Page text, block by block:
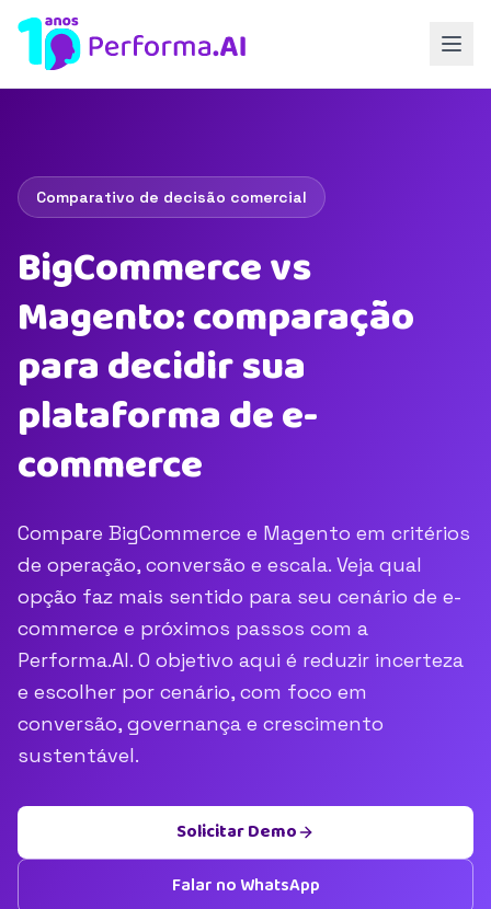
Comparativo de decisão comercial
BigCommerce vs
Magento: comparação
para decidir sua
plataforma de e-
commerce
Compare BigCommerce e Magento em critérios
de operação, conversão e escala. Veja qual
opção faz mais sentido para seu cenário de e-
commerce e próximos passos com a
Performa.AI. O objetivo aqui é reduzir incerteza
e escolher por cenário, com foco em
conversão, governança e crescimento
sustentável.
Solicitar Demo
Falar no WhatsApp